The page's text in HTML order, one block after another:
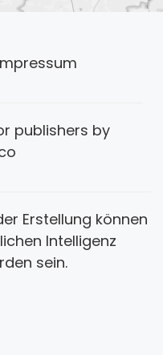
publishers by
Erstellung können
Intelligenz
sein.